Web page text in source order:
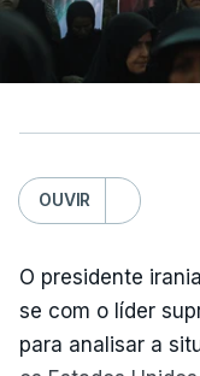
OUVIR
O presidente
se com o líder
para analisar a